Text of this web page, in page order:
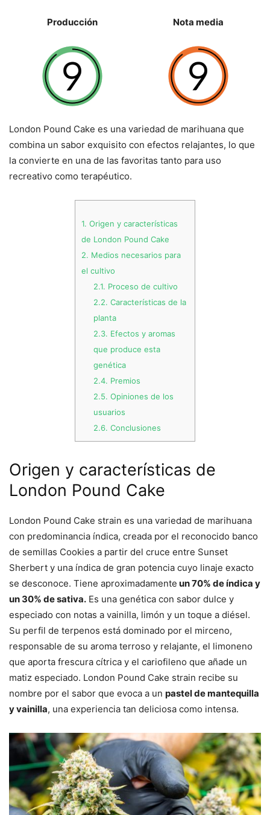
Producción Nota media
London Pound Cake es una variedad de marihuana que
combina un sabor exquisito con efectos relajantes, lo que
la convierte en una de las favoritas tanto para uso
recreativo como terapéutico.
1. Origen y características
de London Pound Cake
2. Medios necesarios para
el cultivo
2.1. Proceso de cultivo
2.2. Características de la
planta
2.3. Efectos y aromas
que produce esta
genética
2.4. Premios
2.5. Opiniones de los
usuarios
2.6. Conclusiones
Origen y características de
London Pound Cake
London Pound Cake strain es una variedad de marihuana
con predominancia índica, creada por el reconocido banco
de semillas Cookies a partir del cruce entre Sunset
Sherbert y una índica de gran potencia cuyo linaje exacto
se desconoce. Tiene aproximadamente un 70% de índica y
un 30% de sativa. Es una genética con sabor dulce y
especiado con notas a vainilla, limón y un toque a diésel.
Su perfil de terpenos está dominado por el mirceno,
responsable de su aroma terroso y relajante, el limoneno
que aporta frescura cítrica y el cariofileno que añade un
matiz especiado. London Pound Cake strain recibe su
nombre por el sabor que evoca a un pastel de mantequilla
y vainilla, una experiencia tan deliciosa como intensa.